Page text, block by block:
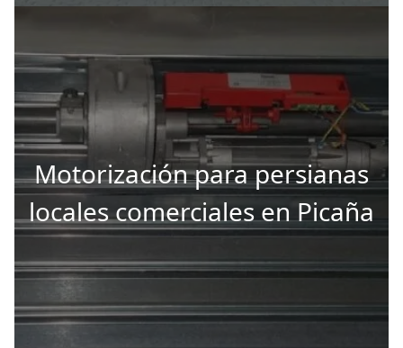
Motorización para persianas
locales comerciales en Picaña